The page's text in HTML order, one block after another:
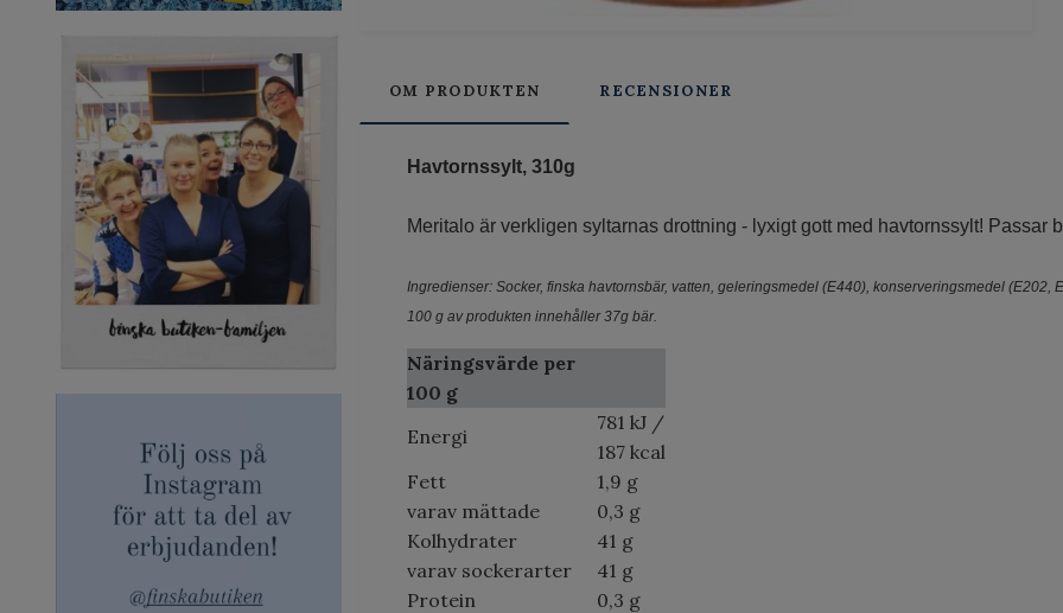
OM PRODUKTEN RECENSIONER
Havtornssylt, 310g
Meritalo är verkligen syltarnas drottning - lyxigt gott med havtornssylt! Passar
Ingredienser: Socker, finska havtornsbär, vatten, geleringsmedel (E440), konserveringsmedel (E202,
100 g av produkten innehåller 37g bär.
Näringsvärde per
100 g
Energi
781 kJ /
187 kcal
Fett
1,9 g
varav mättade
0,3 g
Kolhydrater
41 g
varav sockerarter
41 g
Protein
0,3 g